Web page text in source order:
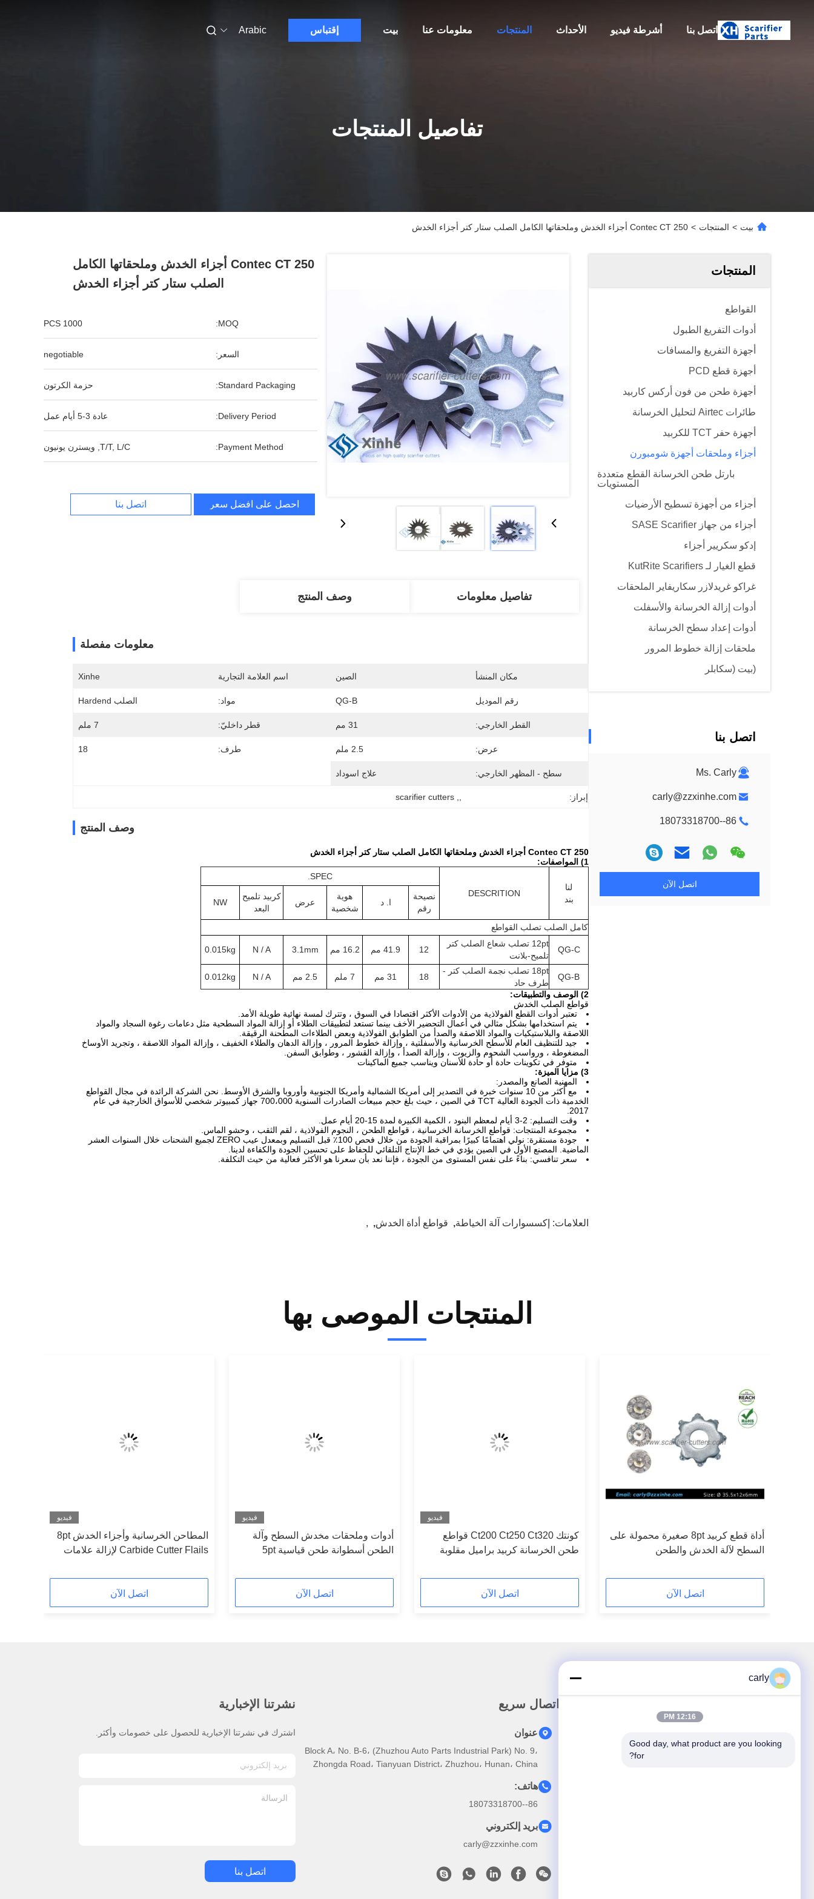
بيت معلومات عنا المنتجات الأحداث أشرطة فيديو اتصل بنا إقتباس Arabic
تفاصيل المنتجات
بيت > المنتجات > Contec CT 250 أجزاء الخدش وملحقاتها الكامل الصلب ستار كتر أجزاء الخدش
المنتجات
القواطع
أدوات التفريغ الطبول
أجهزة التفريغ والمسافات
أجهزة قطع PCD
أجهزة طحن من فون أركس كاربيد
طائرات Airtec لتحليل الخرسانة
أجهزة حفر TCT للكربيد
أجزاء وملحقات أجهزة شومبورن
بارتل طحن الخرسانة القطع متعددة
المستويات
أجزاء من أجهزة تسطيح الأرضيات
أجزاء من جهاز SASE Scarifier
إدكو سكريير أجزاء
قطع الغيار لـ KutRite Scarifiers
غراكو غريدلازر سكاريفاير الملحقات
أدوات إزالة الخرسانة والأسفلت
أدوات إعداد سطح الخرسانة
ملحقات إزالة خطوط المرور
(بيت (سكابلر
اتصل بنا
Ms. Carly
carly@zzxinhe.com
86--18073318700
اتصل الآن
Contec CT 250 أجزاء الخدش وملحقاتها الكامل
الصلب ستار كتر أجزاء الخدش
MOQ:
1000 PCS
السعر: negotiable
Standard Packaging: حزمة الكرتون
Delivery Period: عادة 3-5 أيام عمل
Payment Method: T/T, L/C, ويسترن يونيون
احصل على افضل سعر اتصل بنا
تفاصيل معلومات وصف المنتج
معلومات مفصلة
مكان المنشأ الصين اسم العلامة التجارية Xinhe
رقم الموديل QG-B مواد: الصلب Hardend
القطر الخارجي: 31 مم قطر داخليّ: 7 ملم
عرض: 2.5 ملم طرف: 18
سطح - المظهر الخارجي: علاج اسوداد
إبراز: ,
scarifier cutters
وصف المنتج
Contec CT 250 أجزاء الخدش وملحقاتها الكامل الصلب ستار كتر أجزاء الخدش
1) المواصفات:
لنا
بند
DESCRITION
SPEC.
نصيحة
رقم
ا. د
هوية
شخصية
عرض
كربيد تلميح
البعد
NW
كامل الصلب تصلب القواطع
QG-C
12pt تصلب شعاع الصلب كتر
تلميح-بلانت
12 41.9 مم 16.2 مم 3.1mm
N / A
0.015kg
QG-B
18pt تصلب نجمة الصلب كتر -
طرف حاد
18 31 مم 7 ملم 2.5 مم N / A
0.012kg
2) الوصف والتطبيقات:
قواطع الصلب الخدش
تعتبر أدوات القطع الفولاذية من الأدوات الأكثر اقتصادا في السوق ، وتترك لمسة نهائية طويلة الأمد.
يتم استخدامها بشكل مثالي في أعمال التحضير الأخف بينما تستعد لتطبيقات الطلاء أو إزالة المواد السطحية مثل دعامات رغوة السجاد والمواد
اللاصقة والبلاستيكيات والمواد اللاصقة والصدأ من الطوابق الفولاذية وبعض الطلاءات المطحنة الرقيقة.
جيد للتنظيف العام للأسطح الخرسانية والأسفلتية ، وإزالة خطوط المرور ، وإزالة الدهان والطلاء الخفيف ، وإزالة المواد اللاصقة ، وتجريد الأوساخ
المضغوطة ، ورواسب الشحوم والزيوت ، وإزالة الصدأ ، وإزالة القشور ، وطوابق السفن.
متوفر في تكوينات حادة أو حادة للأسنان ويناسب جميع الماكينات
3) مزايا الميزة:
المهنية الصانع والمصدر:
مع أكثر من 10 سنوات خبرة في التصدير إلى أمريكا الشمالية وأمريكا الجنوبية وأوروبا والشرق الأوسط. نحن الشركة الرائدة في مجال القواطع
الخدمية ذات الجودة العالية TCT في الصين ، حيث بلغ حجم مبيعات الصادرات السنوية 700،000 جهاز كمبيوتر شخصي للأسواق الخارجية في عام
2017.
وقت التسليم: 2-3 أيام لمعظم البنود ، الكمية الكبيرة لمدة 15-20 أيام عمل.
مجموعة المنتجات: قواطع الخرسانة الخرسانية ، قواطع الطحن ، النجوم الفولاذية ، لقم الثقب ، وحشو الماس.
جودة مستقرة: نولي اهتمامًا كبيرًا بمراقبة الجودة من خلال فحص 100٪ قبل التسليم وبمعدل عيب ZERO لجميع الشحنات خلال السنوات العشر
الماضية. المصنع الأول في الصين يؤدي في خط الإنتاج التلقائي للحفاظ على تحسين الجودة والكفاءة لدينا.
سعر تنافسي: بناءً على نفس المستوى من الجودة ، فإننا نعد بأن سعرنا هو الأكثر فعالية من حيث التكلفة.
العلامات: إكسسوارات آلة الخياطة, قواطع أداة الخدش,
,
المنتجات الموصى بها
أداة قطع كربيد 8pt صغيرة محمولة على
السطح لآلة الخدش والطحن
اتصل الآن
فيديو
كونتك Ct200 Ct250 Ct320 قواطع
طحن الخرسانة كربيد براميل مقلوبة
اتصل الآن
فيديو
أدوات وملحقات مخدش السطح وآلة
الطحن أسطوانة طحن قياسية 5pt
اتصل الآن
فيديو
المطاحن الخرسانية وأجزاء الخدش 8pt
Carbide Cutter Flails لإزالة علامات
اتصل الآن
اتصال سريع
عنوان
Block A، No. B-6، (Zhuzhou Auto Parts Industrial Park) No. 9،
Zhongda Road، Tianyuan District، Zhuzhou، Hunan، China
هاتف:
86--18073318700
بريد إلكتروني
carly@zzxinhe.com
نشرتنا الإخبارية
اشترك في نشرتنا الإخبارية للحصول على خصومات وأكثر.
اتصل بنا
carly
12:16 PM
Good day, what product are you looking
for?